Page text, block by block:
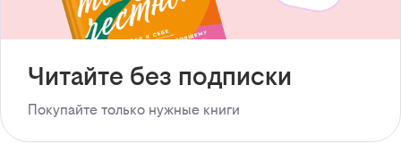
Читайте без подписки
Покупайте только нужные книги